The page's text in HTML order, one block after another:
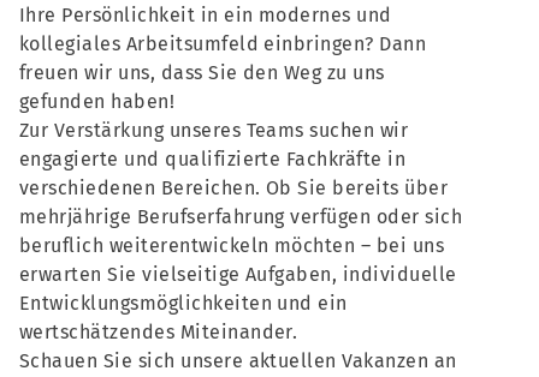
Ihre Persönlichkeit in ein modernes und
kollegiales Arbeitsumfeld einbringen? Dann
freuen wir uns, dass Sie den Weg zu uns
gefunden haben!
Zur Verstärkung unseres Teams suchen wir
engagierte und qualifizierte Fachkräfte in
verschiedenen Bereichen. Ob Sie bereits über
mehrjährige Berufserfahrung verfügen oder sich
beruflich weiterentwickeln möchten – bei uns
erwarten Sie vielseitige Aufgaben, individuelle
Entwicklungsmöglichkeiten und ein
wertschätzendes Miteinander.
Schauen Sie sich unsere aktuellen Vakanzen an